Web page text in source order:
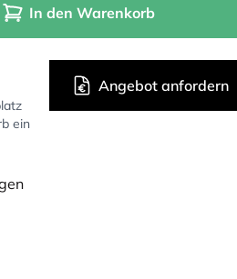
In den Warenkorb
ein
Angebot anfordern